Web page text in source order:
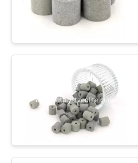
KONTROLA
JAKOŚCI
SKONTAKTUJ
NAMI
Beta Zeolit